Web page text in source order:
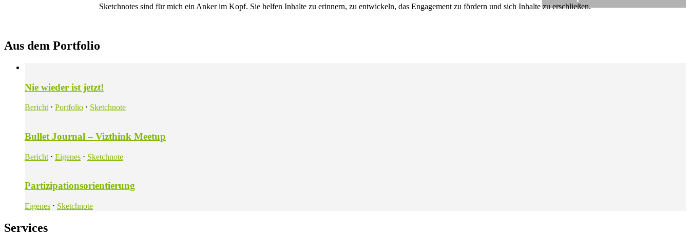
Sketchnotes sind für mich ein Anker im Kopf. Sie helfen Inhalte zu erinnern, zu entwickeln, das Engagement zu fördern und sich Inhalte zu erschließen.
Aus dem Portfolio
Nie wieder ist jetzt!
Bericht ⋅ Portfolio ⋅ Sketchnote
Bullet Journal – Vizthink Meetup
Bericht ⋅ Eigenes ⋅ Sketchnote
Partizipationsorientierung
Eigenes ⋅ Sketchnote
Services